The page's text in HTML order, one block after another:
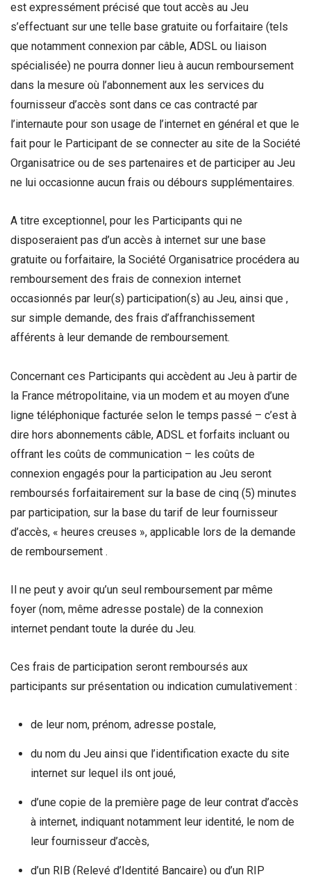
est expressément précisé que tout accès au Jeu
s’effectuant sur une telle base gratuite ou forfaitaire (tels
que notamment connexion par câble, ADSL ou liaison
spécialisée) ne pourra donner lieu à aucun remboursement
dans la mesure où l’abonnement aux les services du
fournisseur d’accès sont dans ce cas contracté par
l’internaute pour son usage de l’internet en général et que le
fait pour le Participant de se connecter au site de la Société
Organisatrice ou de ses partenaires et de participer au Jeu
ne lui occasionne aucun frais ou débours supplémentaires.
A titre exceptionnel, pour les Participants qui ne
disposeraient pas d’un accès à internet sur une base
gratuite ou forfaitaire, la Société Organisatrice procédera au
remboursement des frais de connexion internet
occasionnés par leur(s) participation(s) au Jeu, ainsi que ,
sur simple demande, des frais d’affranchissement
afférents à leur demande de remboursement.
Concernant ces Participants qui accèdent au Jeu à partir de
la France métropolitaine, via un modem et au moyen d’une
ligne téléphonique facturée selon le temps passé – c’est à
dire hors abonnements câble, ADSL et forfaits incluant ou
offrant les coûts de communication – les coûts de
connexion engagés pour la participation au Jeu seront
remboursés forfaitairement sur la base de cinq (5) minutes
par participation, sur la base du tarif de leur fournisseur
d’accès, « heures creuses », applicable lors de la demande
de remboursement .
Il ne peut y avoir qu’un seul remboursement par même
foyer (nom, même adresse postale) de la connexion
internet pendant toute la durée du Jeu.
Ces frais de participation seront remboursés aux
participants sur présentation ou indication cumulativement :
de leur nom, prénom, adresse postale,
du nom du Jeu ainsi que l’identification exacte du site
internet sur lequel ils ont joué,
d’une copie de la première page de leur contrat d’accès
à internet, indiquant notamment leur identité, le nom de
leur fournisseur d’accès,
d’un RIB (Relevé d’Identité Bancaire) ou d’un RIP